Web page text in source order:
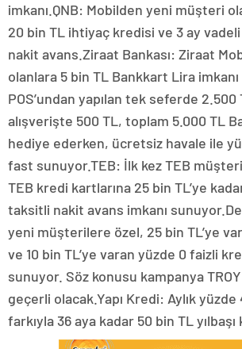
imkanı.QNB: Mobilden yeni müşteri
20 bin TL ihtiyaç kredisi ve 3 ay
nakit avans.Ziraat Bankası: Ziraat
olanlara 5 bin TL Bankkart Lira
POS’undan yapılan tek seferde
alışverişte 500 TL, toplam 5.000 TL
hediye ederken, ücretsiz havale ile
fast sunuyor.TEB: İlk kez TEB
TEB kredi kartlarına 25 bin TL’ye
taksitli nakit avans imkanı
yeni müşterilere özel, 25 bin TL’ye
ve 10 bin TL’ye varan yüzde 0 faizli
sunuyor. Söz konusu kampanya
geçerli olacak.Yapı Kredi: Aylık yüzde
farkıyla 36 aya kadar 50 bin TL